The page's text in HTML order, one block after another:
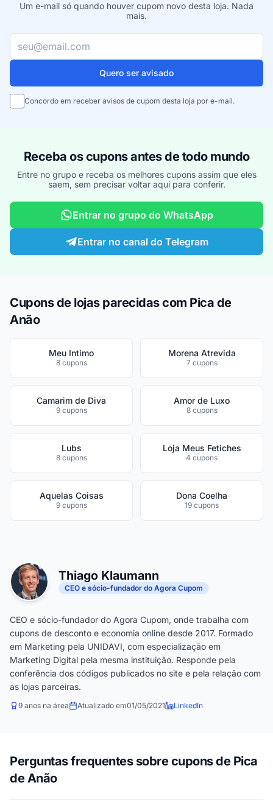
Um e-mail só quando houver cupom novo desta loja. Nada
mais.
Quero ser avisado
Concordo em receber avisos de cupom desta loja por e-mail.
Receba os cupons antes de todo mundo
Entre no grupo e receba os melhores cupons assim que eles
saem, sem precisar voltar aqui para conferir.
Entrar no grupo do WhatsApp
Entrar no canal do Telegram
Cupons de lojas parecidas com Pica de
Anão
Meu Intimo
8 cupons
Morena Atrevida
7 cupons
Camarim de Diva
9 cupons
Amor de Luxo
8 cupons
Lubs
8 cupons
Loja Meus Fetiches
4 cupons
Aquelas Coisas
9 cupons
Dona Coelha
19 cupons
Thiago Klaumann
CEO e sócio-fundador do Agora Cupom
CEO e sócio-fundador do Agora Cupom, onde trabalha com
cupons de desconto e economia online desde 2017. Formado
em Marketing pela UNIDAVI, com especialização em
Marketing Digital pela mesma instituição. Responde pela
conferência dos códigos publicados no site e pela relação com
as lojas parceiras.
9 anos na área Atualizado em01/05/2021 LinkedIn
Perguntas frequentes sobre cupons de Pica
de Anão